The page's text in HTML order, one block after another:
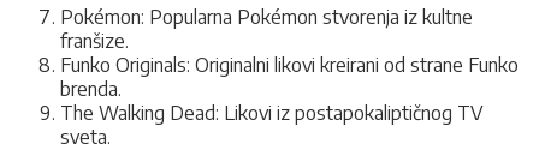
Pokémon: Popularna Pokémon stvorenja iz kultne
franšize.
Funko Originals: Originalni likovi kreirani od strane Funko
brenda.
The Walking Dead: Likovi iz postapokaliptičnog TV
sveta.